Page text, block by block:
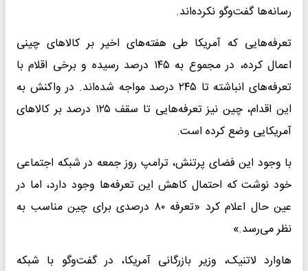
رسانه‌ها گفت‌وگو نکرده‌اند.
تعرفه‌هایی که آمریکا طی هفته‌های اخیر بر کالاهای چینی
اعمال کرده، در مجموع به ۱۴۵ درصد رسیده و برخی اقلام با
تعرفه‌های انباشته تا ۲۴۵ درصد مواجه شده‌اند. در واکنش به
این اقدام، چین نیز تعرفه‌هایی تا سقف ۱۲۵ درصد بر کالاهای
آمریکایی وضع کرده است.
با وجود این فضای پرتنش، ترامپ روز جمعه در شبکه اجتماعی
خود نوشت که احتمال کاهش این تعرفه‌ها وجود دارد، اما در
عین حال اعلام کرد «تعرفه ۸۰ درصدی برای چین مناسب به
نظر می‌رسد.»
هاوارد لاتنیک، وزیر بازرگانی آمریکا، در گفت‌وگو با شبکه